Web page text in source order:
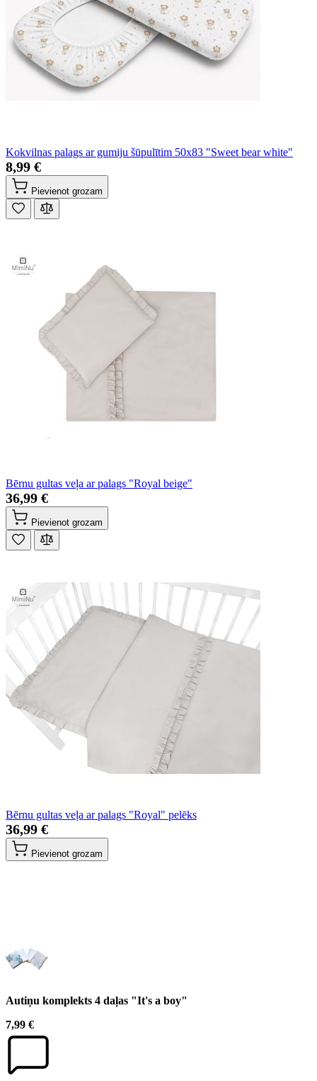
Kokvilnas palags ar gumiju šūpulītim 50x83 "Sweet bear white"
8,99 €
Pievienot grozam
Bērnu gultas veļa ar palags "Royal beige"
36,99 €
Pievienot grozam
Bērnu gultas veļa ar palags "Royal" pelēks
36,99 €
Pievienot grozam
Autiņu komplekts 4 daļas "It's a boy"
7,99 €